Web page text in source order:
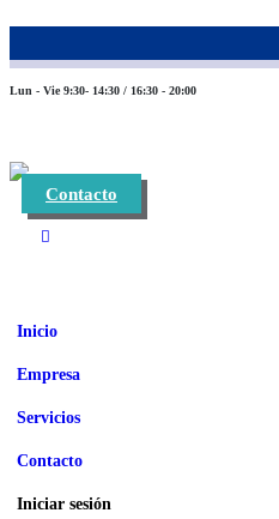
Lun - Vie 9:30- 14:30 / 16:30 - 20:00
Contacto
Inicio
Empresa
Servicios
Contacto
Iniciar sesión